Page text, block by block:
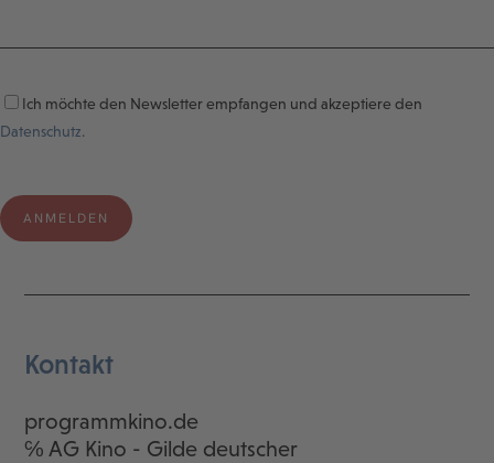
Ich möchte den Newsletter empfangen und akzeptiere den
Datenschutz.
Kontakt
programmkino.de
℅ AG Kino - Gilde deutscher